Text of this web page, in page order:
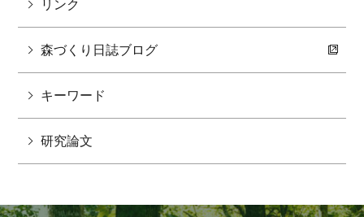
リンク
森づくり日誌ブログ
キーワード
研究論文